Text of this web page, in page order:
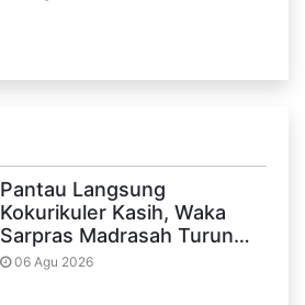
Pantau Langsung
Kokurikuler Kasih, Waka
Sarpras Madrasah Turun…
06 Agu 2026